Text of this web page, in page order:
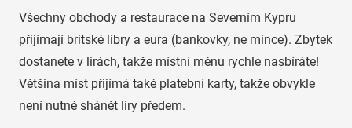
Všechny obchody a restaurace na Severním Kypru
přijímají britské libry a eura (bankovky, ne mince). Zbytek
dostanete v lirách, takže místní měnu rychle nasbíráte!
Většina míst přijímá také platební karty, takže obvykle
není nutné shánět liry předem.